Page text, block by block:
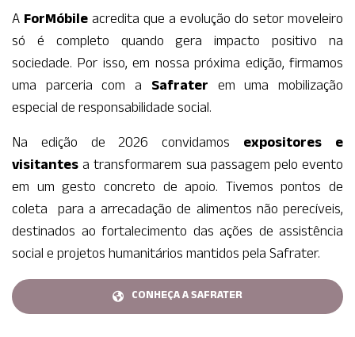
A ForMóbileacredita que a evolução do setor moveleiro
só é completo quando gera impacto positivo na
sociedade. Por isso, em nossa próxima edição, firmamos
uma parceria com a Safrater em uma mobilização
especial de responsabilidade social.
Na edição de 2026 convidamos expositores e
visitantesa transformarem sua passagem pelo evento
em um gesto concreto de apoio. Tivemos pontos de
coleta para a arrecadação de alimentos não perecíveis,
destinados ao fortalecimento das ações de assistência
social e projetos humanitários mantidos pela Safrater.
CONHEÇA A SAFRATER
CONHEÇA A SAFRATER